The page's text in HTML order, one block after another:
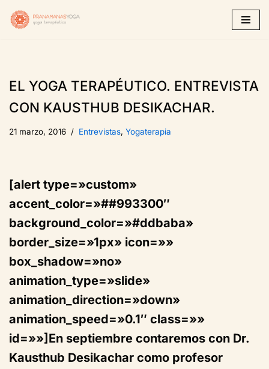
Saltar
EL YOGA TERAPÉUTICO. ENTREVISTA
CON KAUSTHUB DESIKACHAR.
21 marzo, 2016 Entrevistas, Yogaterapia
[alert type=»custom»
accent_color=»##993300″
background_color=»#ddbaba»
border_size=»1px» icon=»»
box_shadow=»no»
animation_type=»slide»
animation_direction=»down»
animation_speed=»0.1″ class=»»
id=»»]En septiembre contaremos con Dr.
Kausthub Desikachar como profesor